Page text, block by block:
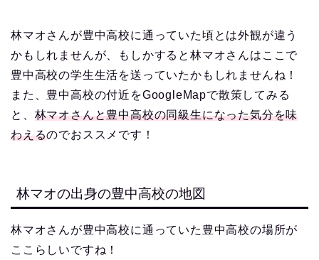
林マオさんが豊中高校に通っていた頃とは外観が違う
かもしれませんが、もしかすると林マオさんはここで
豊中高校の学生生活を送っていたかもしれませんね！
また、豊中高校の付近をGoogleMapで散策してみる
と、 林マオさんと豊中高校の同級生になった気分を味
わえるのでおススメです！
林マオの出身の豊中高校の地図
林マオさんが豊中高校に通っていた豊中高校の場所が
ここらしいですね！